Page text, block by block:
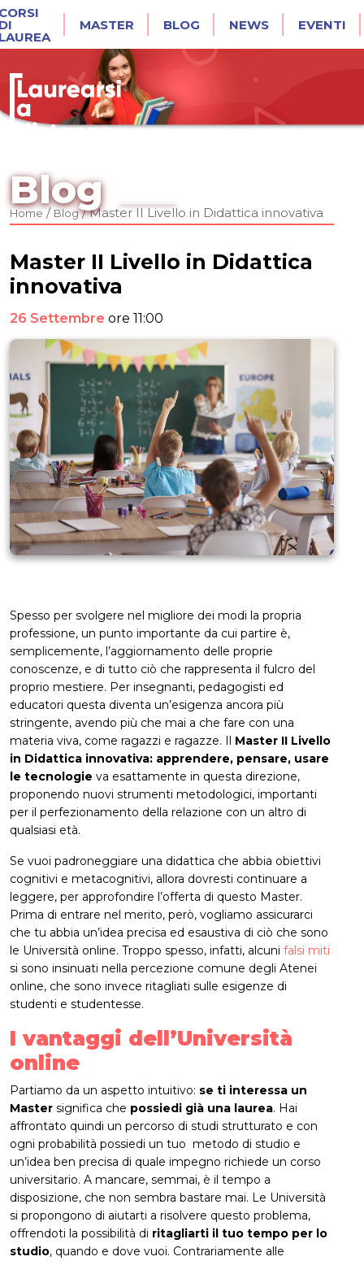
MASTER BLOG NEWS EVENTI
Blog
Home/Blog/Master II Livello in Didattica innovativa
Master II Livello in Didattica
innovativa
26 Settembre ore 11:00
Spesso per svolgere nel migliore dei modi la propria
professione, un punto importante da cui partire è,
semplicemente, l’aggiornamento delle proprie
conoscenze, e di tutto ciò che rappresenta il fulcro del
proprio mestiere. Per insegnanti, pedagogisti ed
educatori questa diventa un’esigenza ancora più
stringente, avendo più che mai a che fare con una
materia viva, come ragazzi e ragazze. Il Master II Livello
in Didattica innovativa: apprendere, pensare, usare
le tecnologie va esattamente in questa direzione,
proponendo nuovi strumenti metodologici, importanti
per il perfezionamento della relazione con un altro di
qualsiasi età.
Se vuoi padroneggiare una didattica che abbia obiettivi
cognitivi e metacognitivi, allora dovresti continuare a
leggere, per approfondire l’offerta di questo Master.
Prima di entrare nel merito, però, vogliamo assicurarci
che tu abbia un’idea precisa ed esaustiva di ciò che sono
le Università online. Troppo spesso, infatti, alcuni falsi miti
si sono insinuati nella percezione comune degli Atenei
online, che sono invece ritagliati sulle esigenze di
studenti e studentesse.
I vantaggi dell’Università
online
Partiamo da un aspetto intuitivo: se ti interessa un
Master significa che possiedi già una laurea. Hai
affrontato quindi un percorso di studi strutturato e con
ogni probabilità possiedi un tuo metodo di studio e
un’idea ben precisa di quale impegno richiede un corso
universitario. A mancare, semmai, è il tempo a
disposizione, che non sembra bastare mai. Le Università
si propongono di aiutarti a risolvere questo problema,
offrendoti la possibilità di ritagliarti il tuo tempo per lo
studio, quando e dove vuoi. Contrariamente alle